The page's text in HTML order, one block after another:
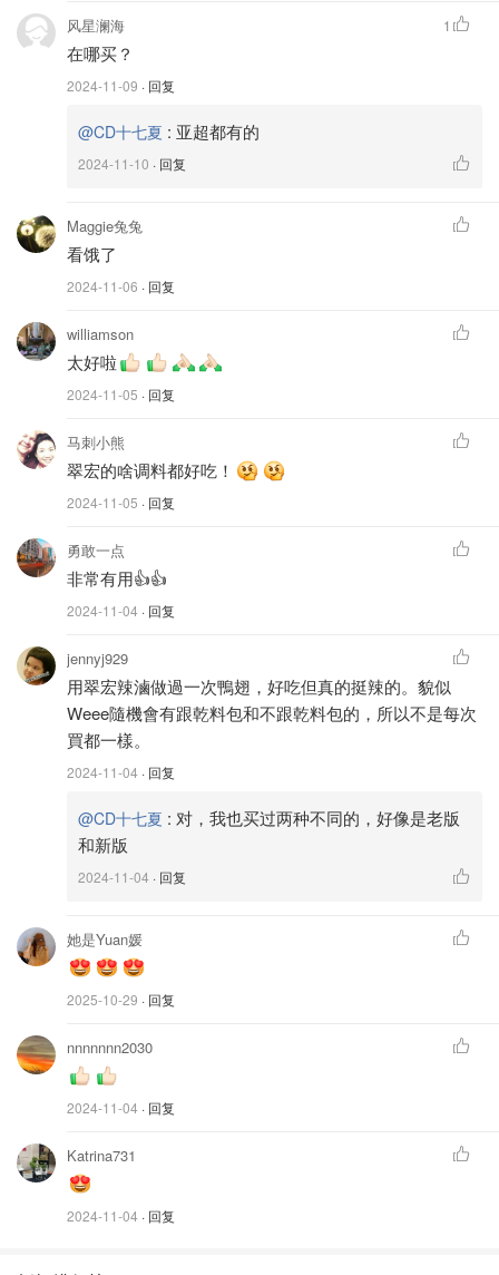
风星澜海
在哪买？
2024-11-09 · 回复
1
@CD十七夏 : 亚超都有的
2024-11-10 · 回复
Maggie兔兔
看饿了
2024-11-06 · 回复
williamson
太好啦
2024-11-05 · 回复
马刺小熊
翠宏的啥调料都好吃！
2024-11-05 · 回复
勇敢一点
非常有用👍👍
2024-11-04 · 回复
jennyj929
用翠宏辣滷做過一次鴨翅，好吃但真的挺辣的。貌似
Weee隨機會有跟乾料包和不跟乾料包的，所以不是每次
買都一樣。
2024-11-04 · 回复
@CD十七夏 : 对，我也买过两种不同的，好像是老版
和新版
2024-11-04 · 回复
她是Yuan媛
2025-10-29 · 回复
nnnnnnn2030
2024-11-04 · 回复
Katrina731
2024-11-04 · 回复